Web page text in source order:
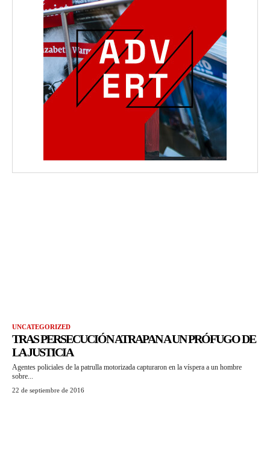
UNCATEGORIZED
TRAS PERSECUCIÓN ATRAPAN A UN PRÓFUGO DE
LA JUSTICIA
Agentes policiales de la patrulla motorizada capturaron en la víspera a un hombre
sobre...
22 de septiembre de 2016